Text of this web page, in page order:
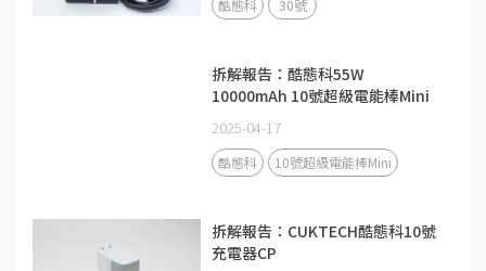
酷態科 30號
拆解報告：酷態科55W
10000mAh 10號超級電能棒Mini
2025-04-17
酷態科 10號超級電能棒Mini
拆解報告：CUKTECH酷態科10號
充電器CP